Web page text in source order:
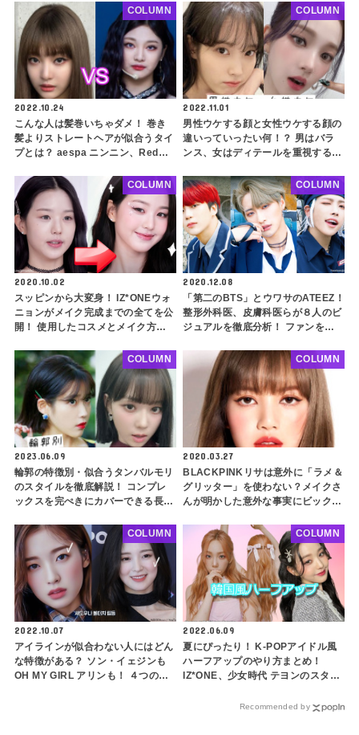
モ、NewJeans ヘリンなどから見
るヘアカットのポイントとは？
っておきのコツとは？
2022.10.24
こんな人は髪巻いちゃダメ！ 巻き
髪よりストレートヘアが似合うタイ
プとは？ aespa ニンニン、Red
の人は必見
COLUMN
2022.11.01
男性ウケする顔と女性ウケする顔の
違いっていったい何！？ 男はバラ
ンス、女はディテールを重視するっ
説【韓国女性編】
COLUMN
2020.10.02
スッピンから大変身！ IZ*ONEウォ
ニョンがメイク完成までの全てを公
開！ 使用したコスメとメイク方法
COLUMN
2020.12.08
「第二のBTS」とウワサのATEEZ！
整形外科医、皮膚科医らが８人のビ
ジュアルを徹底分析！ ファンをギ
COLUMN
2023.06.09
輪郭の特徴別・似合うタンバルモリ
のスタイルを徹底解説！ コンプレ
ックスを完ぺきにカバーできる長さ
してぴったりなデザインを探してみ
よう
COLUMN
2020.03.27
BLACKPINKリサは意外に「ラメ＆
グリッター」を使わない？メイクさ
んが明かした意外な事実にビック
COLUMN
2022.10.07
アイラインが似合わない人にはどん
な特徴がある？ ソン・イェジンも
OH MY GIRL アリンも！ ４つの特
COLUMN
2022.06.09
夏にぴったり！ K-POPアイドル風
ハーフアップのやり方まとめ！
IZ*ONE、少女時代 テヨンのスタイ
う韓国風スタイリングで垢抜け必至
COLUMN
Recommended by